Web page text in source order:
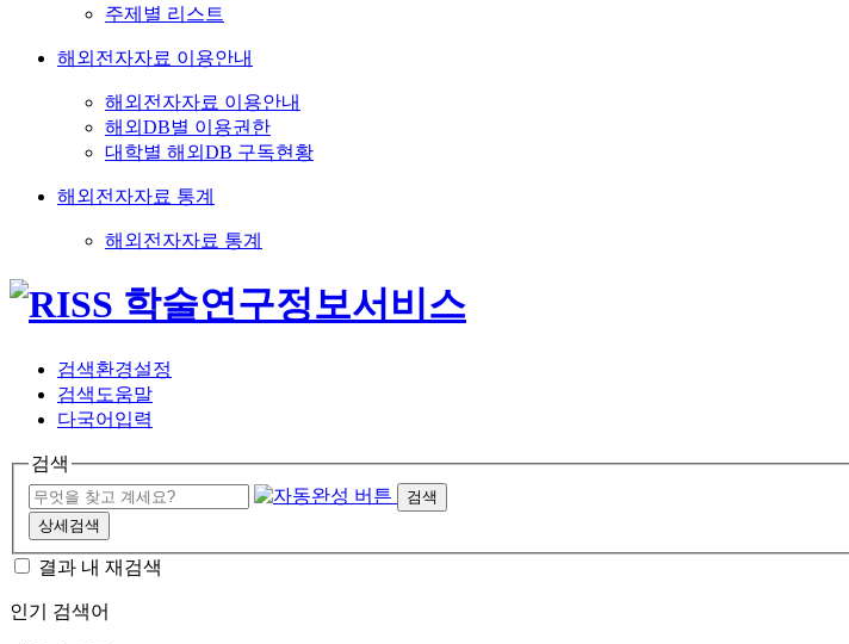
주제별 리스트
해외전자자료 이용안내
해외전자자료 이용안내
해외DB별 이용권한
대학별 해외DB 구독현황
해외전자자료 통계
해외전자자료 통계
검색환경설정
검색도움말
다국어입력
검색
검색
상세검색
결과 내 재검색
인기 검색어